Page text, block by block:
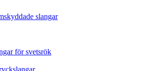
slangar
för svetsrök